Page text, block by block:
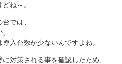
ね～。
では、
入台数が少ないんですよね。
対策される事を確認したため、